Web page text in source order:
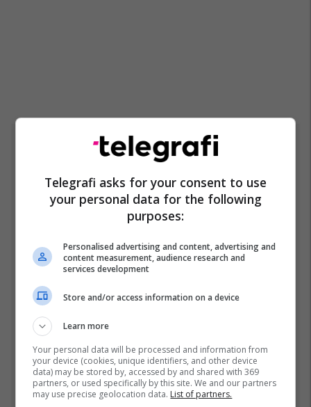
Rama: Shtëpia në "Rrugën
A" është ndërtuar pa leje
dhe në pronë komunale
22/07/2026
Mbappe rendit gjashtë
futbollistët më të mëdhenj
Botës, Messi mbetet i dyti
pas fitores me nokaut ndaj
Kristian Prengës
26/07/2026
Telegrafi asks for your consent to use
your personal data for the following
purposes:
Personalised advertising and content, advertising and
content measurement, audience research and
services development
Store and/or access information on a device
Learn more
Your personal data will be processed and information from
your device (cookies, unique identifiers, and other device
data) may be stored by, accessed by and shared with 369
partners, or used specifically by this site. We and our partners
may use precise geolocation data. List of partners.